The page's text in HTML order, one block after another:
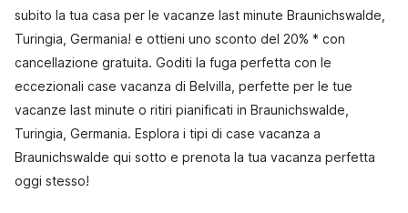
subito la tua casa per le vacanze last minute Braunichswalde,
Turingia, Germania! e ottieni uno sconto del 20% * con
cancellazione gratuita. Goditi la fuga perfetta con le
eccezionali case vacanza di Belvilla, perfette per le tue
vacanze last minute o ritiri pianificati in Braunichswalde,
Turingia, Germania. Esplora i tipi di case vacanza a
Braunichswalde qui sotto e prenota la tua vacanza perfetta
oggi stesso!